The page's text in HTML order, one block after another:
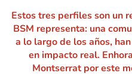
Estos tres perfiles son un
BSM representa: una
a lo largo de los años,
en impacto real.
Montserrat por este